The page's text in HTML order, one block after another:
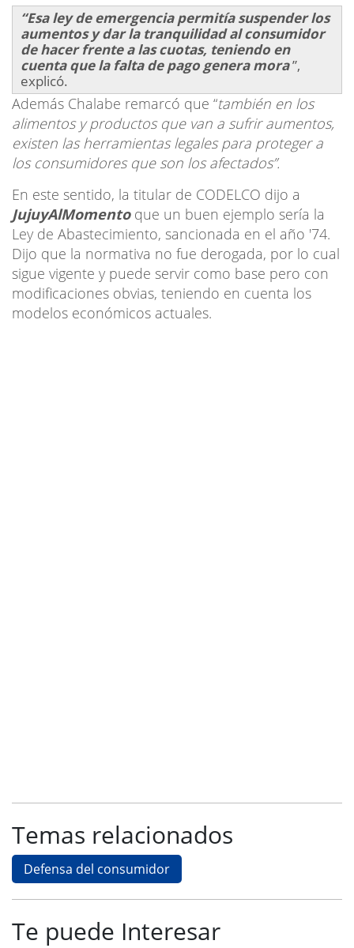
“Esa ley de emergencia permitía suspender los
aumentos y dar la tranquilidad al consumidor
de hacer frente a las cuotas, teniendo en
cuenta que la falta de pago genera mora”,
explicó.
Además Chalabe remarcó que “también en los
alimentos y productos que van a sufrir aumentos,
existen las herramientas legales para proteger a
los consumidores que son los afectados”.
En este sentido, la titular de CODELCO dijo a
JujuyAlMomentoque un buen ejemplo sería la
Ley de Abastecimiento, sancionada en el año '74.
Dijo que la normativa no fue derogada, por lo cual
sigue vigente y puede servir como base pero con
modificaciones obvias, teniendo en cuenta los
modelos económicos actuales.
Temas relacionados
Defensa del consumidor
Te puede Interesar